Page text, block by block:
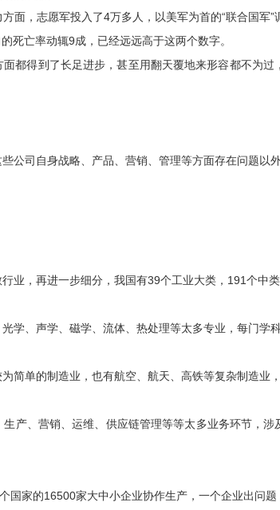
面，志愿军投入了4万多人，以美军为首的“联合国
死亡率动辄9成，已经远远高于这两个数字。
都得到了长足进步，甚至用翻天覆地来形容都不为
公司自身战略、产品、营销、管理等方面存在问题以
业，再进一步细分，我国有39个工业大类，191个中
学、声学、磁学、流体、热处理等太多专业，每门学
简单的制造业，也有航空、航天、高铁等复杂制造业
产、营销、运维、供应链管理等等太多业务环节，
国家的16500家大中小企业协作生产，一个企业出问题